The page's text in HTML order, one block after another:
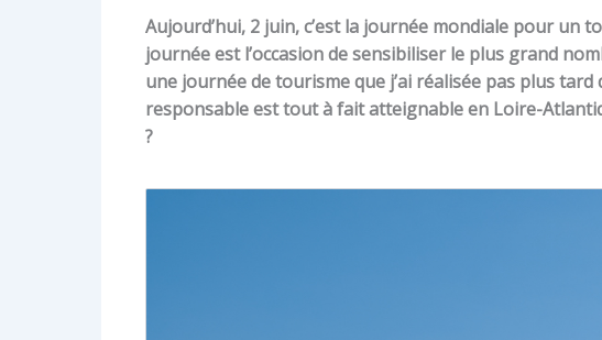
Aujourd’hui, 2 juin, c’est la journée mondiale pour un
journée est l’occasion de sensibiliser le plus grand
une journée de tourisme que j’ai réalisée pas plus
responsable est tout à fait atteignable en Loire-
?